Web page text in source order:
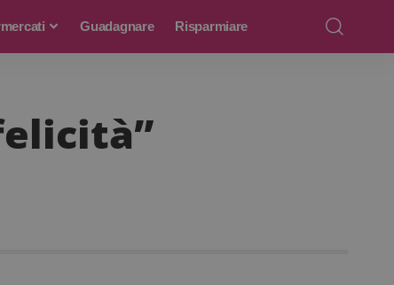
Guadagnare Risparmiare